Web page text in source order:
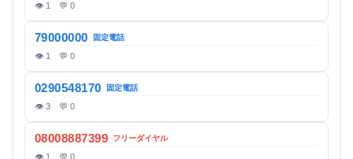
👁 1 💬 0
79000000 固定電話
👁 1 💬 0
0290548170 固定電話
👁 3 💬 0
08008887399 フリーダイヤル
👁 1 💬 0